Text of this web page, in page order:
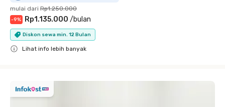
mulai dari Rp1.250.000
-9% Rp1.135.000 /bulan
Diskon sewa min. 12 Bulan
Lihat info lebih banyak